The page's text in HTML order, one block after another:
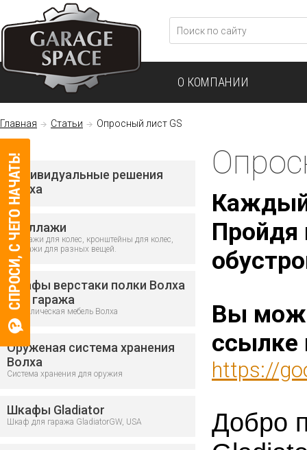
О КОМПАНИИ
Главная Статьи Опросный лист GS
Индивидуальные решения
Волха
Стеллажи
Стеллажи для колес, кронштейны для колес,
стеллажи для разных вещей.
Шкафы верстаки полки Волха
для гаража
Металлическая мебель Волха
Оруженая система хранения
Волха
Система хранения для оружия
Шкафы Gladiator
Шкаф для гаража GladiatorGW, USA
Каждый
Пройдя
Вы
ссылке
https://